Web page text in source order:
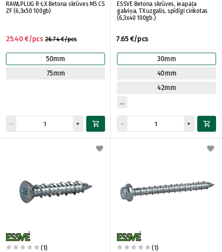
RAWLPLUG R-LX Betona skrūves M5 CS
ZF (6,3x50 100gb)
26.74 €/pcs
25.40 €/pcs
50mm
75mm
ESSVE Betona skrūves, ieapaļa
galviņa, TX uzgalis, spīdīgi cinkotas
(6,3x40 100gb.)
7.65 €/pcs
30mm
40mm
42mm
(1) (1)